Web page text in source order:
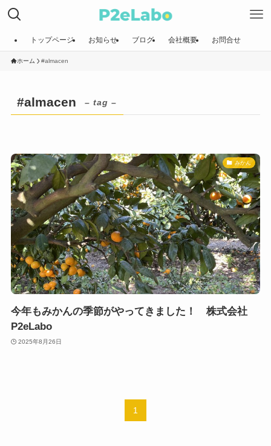
トップページ お知らせ ブログ 会社概要 お問合せ
ホーム #almacen
#almacen – tag –
みかん
今年もみかんの季節がやってきました！ 株式会社
P2eLabo
2025年8月26日
1